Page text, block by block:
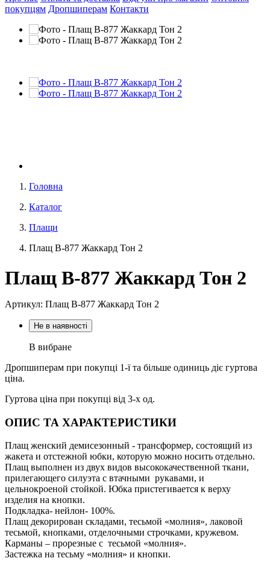
покупцям Дропшиперам Контакти
Головна
Каталог
Плащи
Плащ В-877 Жаккард Тон 2
Плащ В-877 Жаккард Тон 2
Артикул: Плащ В-877 Жаккард Тон 2
Не в наявності
В вибране
Дропшиперам при покупці 1-ї та більше одиниць діє гуртова
ціна.
Гуртова ціна при покупці від 3-х од.
ОПИС ТА ХАРАКТЕРИСТИКИ
Плащ женский демисезонный - трансформер, состоящий из
жакета и отстежной юбки, которую можно носить отдельно.
Плащ выполнен из двух видов высококачественной ткани,
прилегающего силуэта с втачными рукавами, и
цельнокроеной стойкой. Юбка пристегивается к верху
изделия на кнопки.
Подкладка- нейлон- 100%.
Плащ декорирован складами, тесьмой «молния», лаковой
тесьмой, кнопками, отделочными строчками, кружевом.
Карманы – прорезные с тесьмой «молния».
Застежка на тесьму «молния» и кнопки.